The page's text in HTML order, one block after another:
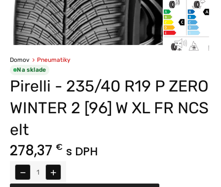
Domov
Pneumatiky
Na sklade
Pirelli - 235/40 R19 P ZERO
WINTER 2 [96] W XL FR NCS
elt
278,37 € s DPH
− +